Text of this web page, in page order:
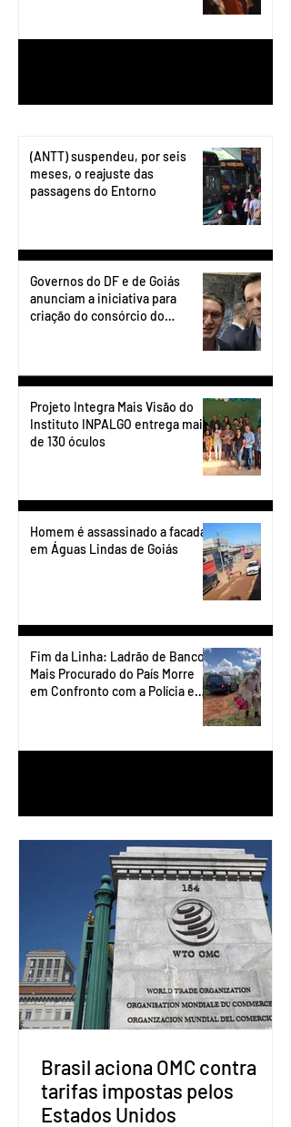
(ANTT) suspendeu, por seis
meses, o reajuste das
passagens do Entorno
Governos do DF e de Goiás
anunciam a iniciativa para
criação do consórcio do
Projeto Integra Mais Visão do
Instituto INPALGO entrega mais
de 130 óculos
Homem é assassinado a facadas
em Águas Lindas de Goiás
Fim da Linha: Ladrão de Banco
Mais Procurado do País Morre
em Confronto com a Polícia em
Brasil aciona OMC contra
tarifas impostas pelos
Estados Unidos